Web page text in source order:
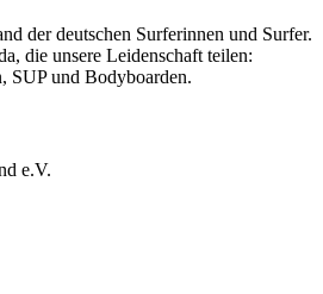
der deutschen Surferinnen und Surfer.
die unsere Leidenschaft teilen:
SUP und Bodyboarden.
e.V.